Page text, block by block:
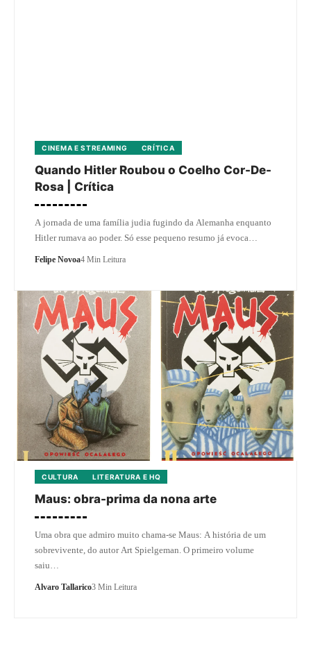
CINEMA E STREAMING CRÍTICA
Quando Hitler Roubou o Coelho Cor-De-
Rosa | Crítica
A jornada de uma família judia fugindo da Alemanha enquanto
Hitler rumava ao poder. Só esse pequeno resumo já evoca…
Felipe Novoa4 Min Leitura
CULTURA LITERATURA E HQ
Maus: obra-prima da nona arte
Uma obra que admiro muito chama-se Maus: A história de um
sobrevivente, do autor Art Spielgeman. O primeiro volume
saiu…
Alvaro Tallarico3 Min Leitura